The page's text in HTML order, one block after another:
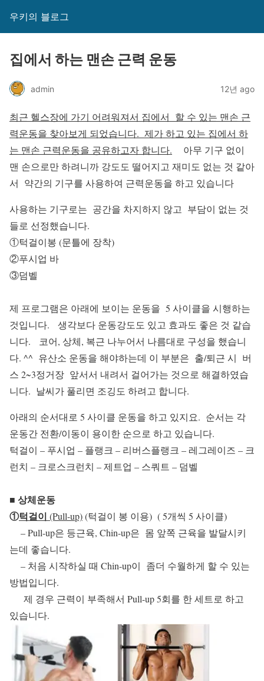
우키의 블로그
집에서 하는 맨손 근력 운동
admin 12년 ago
최근 헬스장에 가기 어려워져서 집에서 할 수 있는 맨손 근
력운동을 찾아보게 되었습니다. 제가 하고 있는 집에서 하
는 맨손 근력운동을 공유하고자 합니다. 아무 기구 없이
맨 손으로만 하려니까 강도도 떨어지고 재미도 없는 것 같아
서 약간의 기구를 사용하여 근력운동을 하고 있습니다
사용하는 기구로는 공간을 차지하지 않고 부담이 없는 것
들로 선정했습니다.
①턱걸이봉 (문틀에 장착)
②푸시업 바
③덤벨
제 프로그램은 아래에 보이는 운동을 5 사이클을 시행하는
것입니다. 생각보다 운동강도도 있고 효과도 좋은 것 같습
니다. 코어, 상체, 복근 나누어서 나름대로 구성을 했습니
다. ^^ 유산소 운동을 해야하는데 이 부분은 출/퇴근 시 버
스 2~3정거장 앞서서 내려서 걸어가는 것으로 해결하였습
니다. 날씨가 풀리면 조깅도 하려고 합니다.
아래의 순서대로 5 사이클 운동을 하고 있지요. 순서는 각
운동간 전환/이동이 용이한 순으로 하고 있습니다.
턱걸이 – 푸시업 – 플랭크 – 리버스플랭크 – 레그레이즈 – 크
런치 – 크로스크런치 – 제트업 – 스쿼트 – 덤벨
■ 상체운동
①턱걸이 (Pull-up)(턱걸이 봉 이용) ( 5개씩 5 사이클)
– Pull-up은 등근육, Chin-up은 몸 앞쪽 근육을 발달시키
는데 좋습니다.
– 처음 시작하실 때 Chin-up이 좀더 수월하게 할 수 있는
방법입니다.
제 경우 근력이 부족해서 Pull-up 5회를 한 세트로 하고
있습니다.